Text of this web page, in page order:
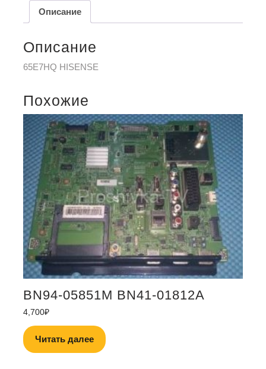
Описание
Описание
65Е7HQ HISENSE
Похожие
BN94-05851M BN41-01812A
4,700₽
Читать далее